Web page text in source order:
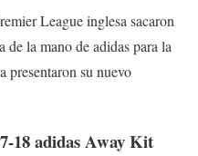
League inglesa sacaron
la mano de adidas para la
presentaron su nuevo
18 adidas Away Kit